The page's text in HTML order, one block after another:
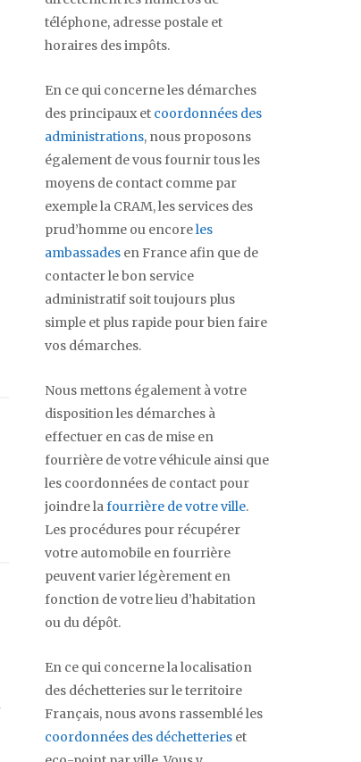
téléphone, adresse postale et
horaires des impôts.
En ce qui concerne les démarches
des principaux et coordonnées des
administrations, nous proposons
également de vous fournir tous les
moyens de contact comme par
exemple la CRAM, les services des
prud’homme ou encoreles
ambassades en France afin que de
contacter le bon service
administratif soit toujours plus
simple et plus rapide pour bien faire
vos démarches.
Nous mettons également à votre
disposition les démarches à
effectuer en cas de mise en
fourrière de votre véhicule ainsi que
les coordonnées de contact pour
joindre lafourrière de votre ville.
Les procédures pour récupérer
votre automobile en fourrière
peuvent varier légèrement en
fonction de votre lieu d’habitation
ou du dépôt.
En ce qui concerne la localisation
des déchetteries sur le territoire
Français, nous avons rassemblé les
coordonnées des déchetteries et